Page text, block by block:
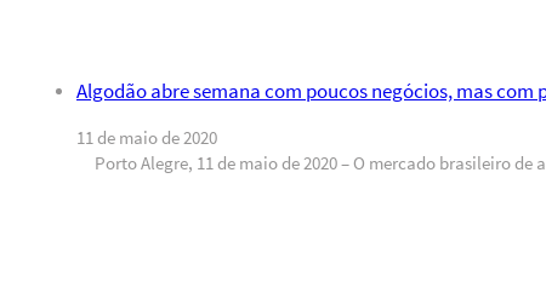
Algodão abre semana com poucos negócios, mas com
11 de maio de 2020
Porto Alegre, 11 de maio de 2020 – O mercado brasileiro